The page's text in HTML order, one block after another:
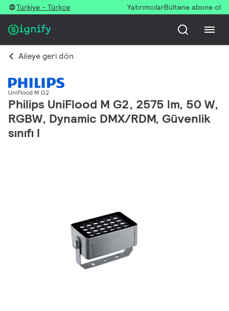
Türkiye - Türkçe YatırımcılarBültene abone ol
Aileye geri dön
UniFlood M G2
Philips UniFlood M G2, 2575 lm, 50 W,
RGBW, Dynamic DMX/RDM, Güvenlik
sınıfı I